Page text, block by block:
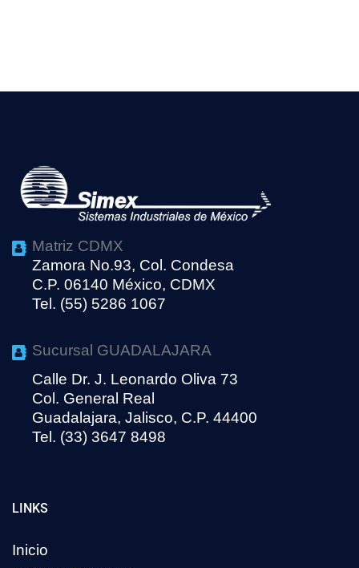
Matriz CDMX
Zamora No.93, Col. Condesa
C.P. 06140 México, CDMX
Tel. (55) 5286 1067
Sucursal GUADALAJARA
Calle Dr. J. Leonardo Oliva 73
Col. General Real
Guadalajara, Jalisco, C.P. 44400
Tel. (33) 3647 8498
LINKS
Inicio